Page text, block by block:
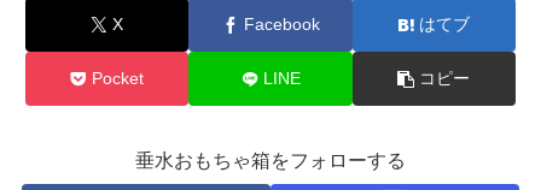
X Facebook はてブ
Pocket LINE コピー
垂水おもちゃ箱をフォローする